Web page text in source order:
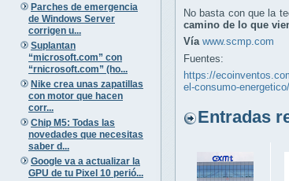
Parches de emergencia
de Windows Server
corrigen u...
Suplantan
“microsoft.com” con
“rnicrosoft.com” (ho...
Nike crea unas zapatillas
con motor que hacen
corr...
Chip M5: Todas las
novedades que necesitas
saber d...
Google va a actualizar la
GPU de tu Pixel 10 perió...
No basta con que la
camino de lo que
Vía www.scmp.com
Fuentes:
https://
el-consumo-energetico/
Entradas